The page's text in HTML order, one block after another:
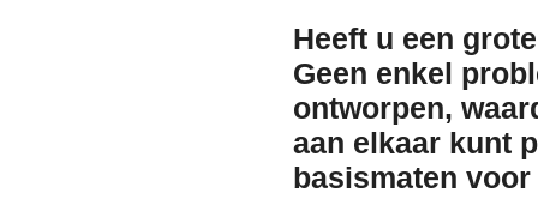
Heeft u een
Geen enkel
ontworpen,
aan elkaar kunt
basismaten